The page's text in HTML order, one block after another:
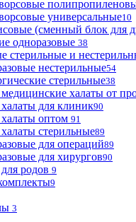
универсальные10
(сменный блок для
одноразовые 38
стерильные и
нестерильные54
стерильные38
халаты от
для клиник90
оптом 91
стерильные89
для операций89
для хирургов90
родов 9
9
3